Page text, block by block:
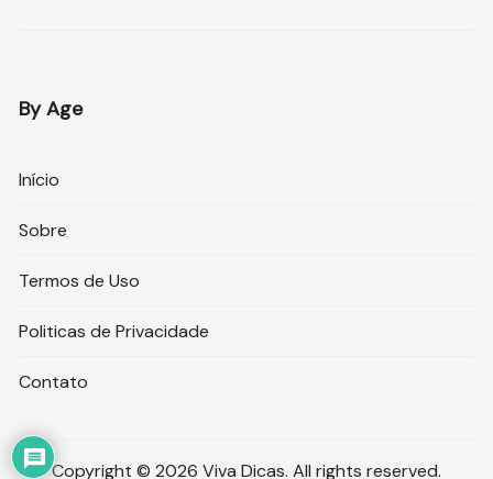
By Age
Início
Sobre
Termos de Uso
Politicas de Privacidade
Contato
Copyright © 2026 Viva Dicas. All rights reserved.